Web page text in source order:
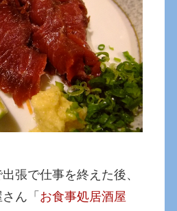
張で仕事を終えた後、
ん「 お食事処居酒屋